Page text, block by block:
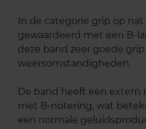
In de categorie grip op
gewaardeerd met een B-
deze band zeer goede
weersomstandigheden.
De band heeft een extern
met B-notering, wat
een normale